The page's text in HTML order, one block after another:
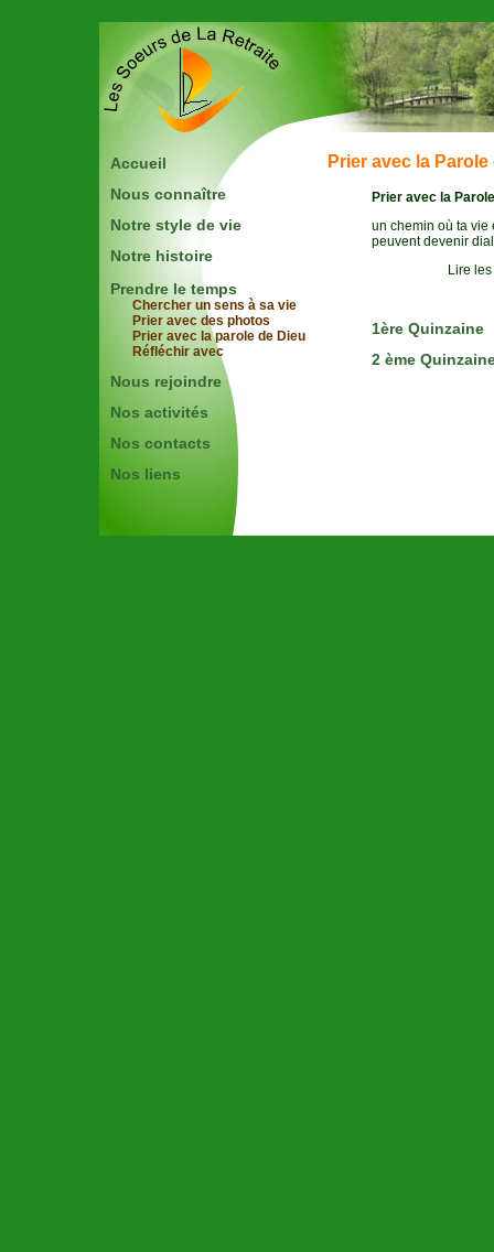
Accueil
Nous connaître
Notre style de vie
Notre histoire
Prendre le temps
Chercher un sens à sa vie
Prier avec des photos
Prier avec la parole de Dieu
Réfléchir avec
Nous rejoindre
Nos activités
Nos contacts
Nos liens
Prier avec la Parole
Prier avec la
un chemin où ta vie
peuvent devenir
Lire
1ère Quinzaine
2 ème